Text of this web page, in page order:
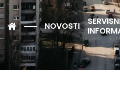
NOVOSTI